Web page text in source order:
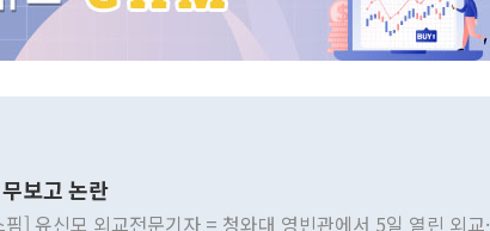
보고 논란
] 유신모 외교전문기자 = 청와대 영빈관에서 5일 열린 외교·